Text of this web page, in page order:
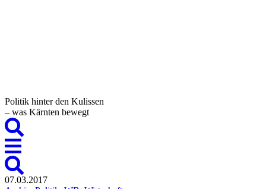
Politik hinter den Kulissen
– was Kärnten bewegt
07.03.2017